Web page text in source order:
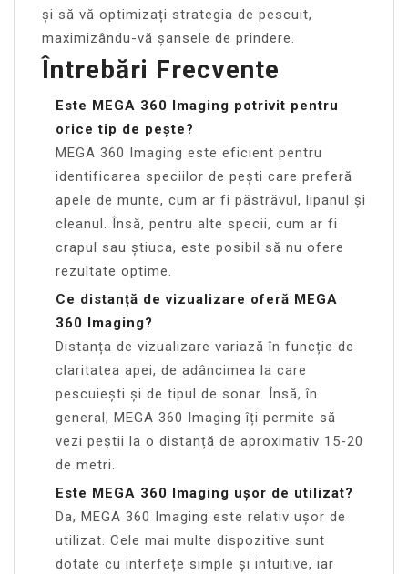
și să vă optimizați strategia de pescuit,
maximizându-vă șansele de prindere.
Întrebări Frecvente
Este MEGA 360 Imaging potrivit pentru
orice tip de pește?
MEGA 360 Imaging este eficient pentru
identificarea speciilor de pești care preferă
apele de munte, cum ar fi păstrăvul, lipanul și
cleanul. Însă, pentru alte specii, cum ar fi
crapul sau știuca, este posibil să nu ofere
rezultate optime.
Ce distanță de vizualizare oferă MEGA
360 Imaging?
Distanța de vizualizare variază în funcție de
claritatea apei, de adâncimea la care
pescuiești și de tipul de sonar. Însă, în
general, MEGA 360 Imaging îți permite să
vezi peștii la o distanță de aproximativ 15-20
de metri.
Este MEGA 360 Imaging ușor de utilizat?
Da, MEGA 360 Imaging este relativ ușor de
utilizat. Cele mai multe dispozitive sunt
dotate cu interfețe simple și intuitive, iar